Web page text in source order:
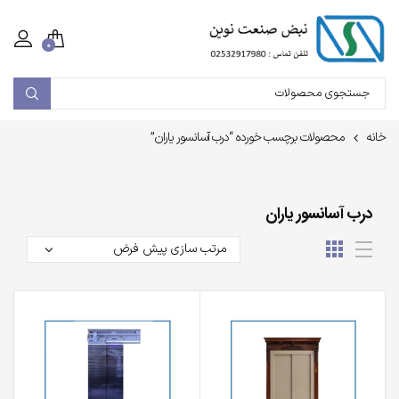
۰
خانه محصولات برچسب خورده “درب آسانسور یاران”
درب آسانسور یاران